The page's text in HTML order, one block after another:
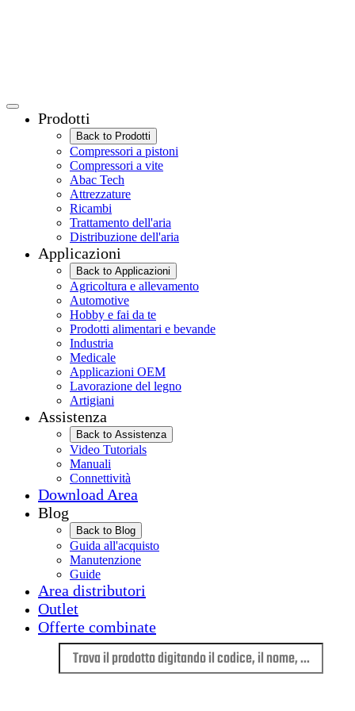
Prodotti
Back to Prodotti
Compressori a pistoni
Compressori a vite
Abac Tech
Attrezzature
Ricambi
Trattamento dell'aria
Distribuzione dell'aria
Applicazioni
Back to Applicazioni
Agricoltura e allevamento
Automotive
Hobby e fai da te
Prodotti alimentari e bevande
Industria
Medicale
Applicazioni OEM
Lavorazione del legno
Artigiani
Assistenza
Back to Assistenza
Video Tutorials
Manuali
Connettività
Download Area
Blog
Back to Blog
Guida all'acquisto
Manutenzione
Guide
Area distributori
Outlet
Offerte combinate